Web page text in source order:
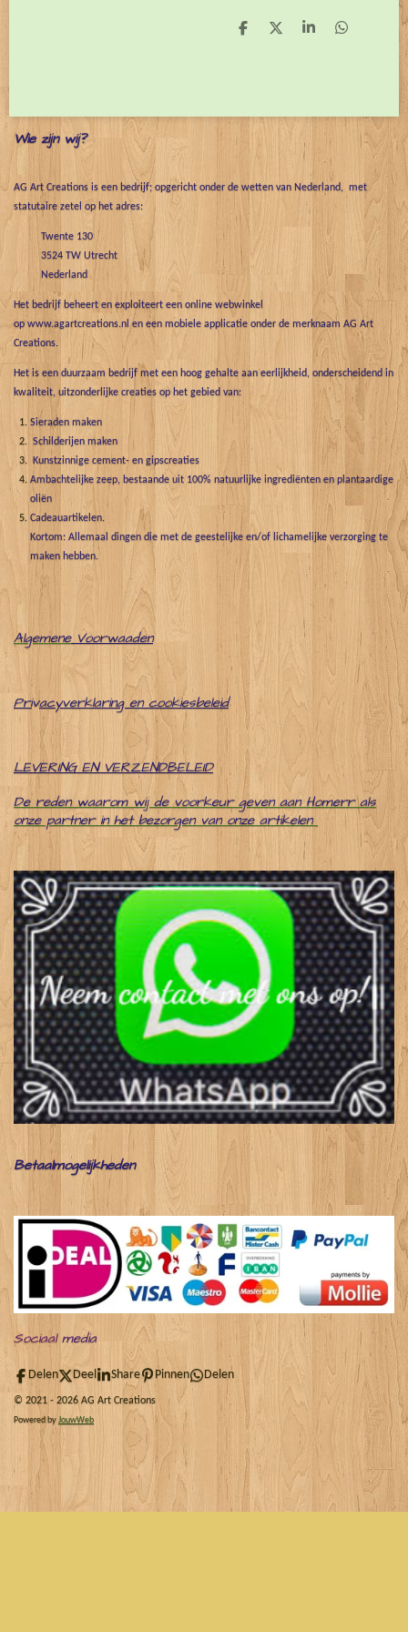
D
D
S
D
Wie zijn wij?
AG Art Creations is een bedrijf; opgericht onder de wetten van Nederland, met
statutaire zetel op het adres:
Twente 130
3524 TW Utrecht
Nederland
Het bedrijf beheert en exploiteert een online webwinkel
op www.agartcreations.nl en een mobiele applicatie onder de merknaam AG Art
Creations.
Het is een duurzaam bedrijf met een hoog gehalte aan eerlijkheid, onderscheidend in
kwaliteit, uitzonderlijke creaties op het gebied van:
Sieraden maken
Schilderijen maken
Kunstzinnige cement- en gipscreaties
Ambachtelijke zeep, bestaande uit 100% natuurlijke ingrediënten en plantaardige
oliën
Cadeauartikelen.
Kortom: Allemaal dingen die met de geestelijke en/of lichamelijke verzorging te
maken hebben.
Algemene Voorwaaden
Privacyverklaring en cookiesbeleid
LEVERING EN VERZENDBELEID
De reden waarom wij de voorkeur geven aan Homerr als
onze partner in het bezorgen van onze artikelen
Betaalmogelijkheden
Sociaalmedia
Delen Deel Share Pinnen Delen
© 2021 - 2026 AG Art Creations
Powered byJouwWeb